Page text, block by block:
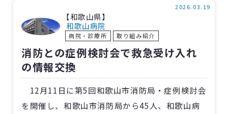
さんだけでなく、受診歴がない患者さんやその
家族も対象に支援しています。
脳卒中に関する不安や悩みごとに対して院内
の多職種と連携をとり、対応していく体制であ
ることをアピールし、気軽に相談してもらえる
【和歌山県】
和歌山病院
病院・診療所 取り組み紹介
2026.03.19
消防との症例検討会で救急受け入れ
の情報交換
12月11日に第5回和歌山市消防局・症例検討会
を開催し、和歌山市消防局から45人、和歌山病